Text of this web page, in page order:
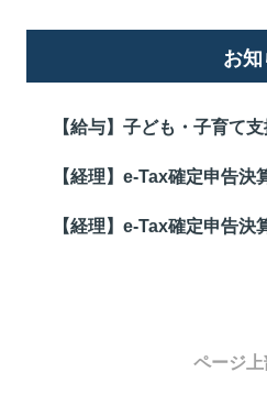
お
【給与】子ども・子育て
【経理】e-Tax確定申告決
【経理】e-Tax確定申告決
ページ